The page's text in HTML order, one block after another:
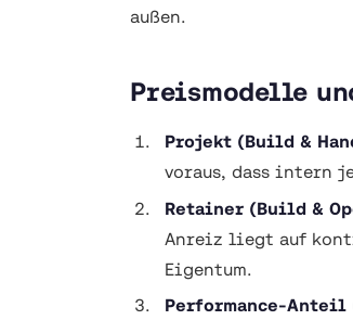
außen.
Preismodelle
Projekt (Build &
voraus, dass intern
Retainer (Build &
Anreiz liegt auf
Eigentum.
Performance-Anteil